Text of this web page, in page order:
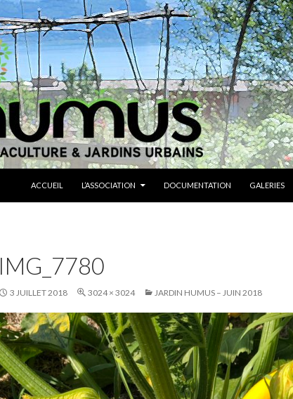
ACCUEIL
L’ASSOCIATION DOCUMENTATION GALERIES
IMG_7780
3 JUILLET 2018 3024 × 3024 JARDIN HUMUS – JUIN 2018